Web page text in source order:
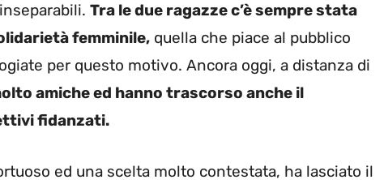
Tra le due ragazze c’è sempre stata
femminile, quella che piace al pubblico
per questo motivo. Ancora oggi, a distanza di
amiche ed hanno trascorso anche il
fidanzati.
ed una scelta molto contestata, ha lasciato il